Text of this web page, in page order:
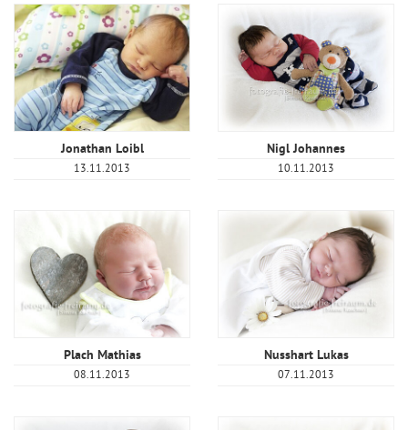
Jonathan Loibl
13.11.2013
Nigl Johannes
10.11.2013
Plach Mathias
08.11.2013
Nusshart Lukas
07.11.2013